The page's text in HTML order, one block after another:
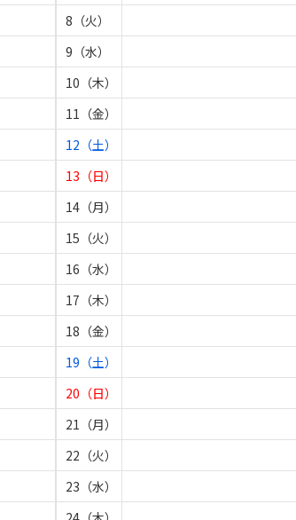
8（火）
9（水）
10（木）
11（金）
12（土）
13（日）
14（月）
15（火）
16（水）
17（木）
18（金）
19（土）
20（日）
21（月）
22（火）
23（水）